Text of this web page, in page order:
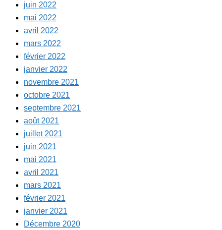
juin 2022
mai 2022
avril 2022
mars 2022
février 2022
janvier 2022
novembre 2021
octobre 2021
septembre 2021
août 2021
juillet 2021
juin 2021
mai 2021
avril 2021
mars 2021
février 2021
janvier 2021
Décembre 2020